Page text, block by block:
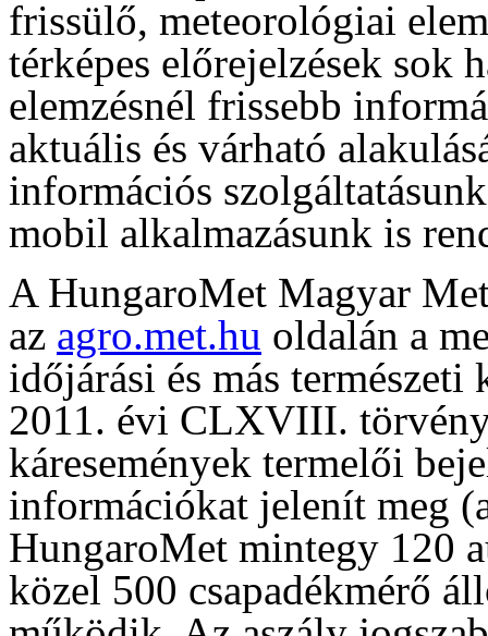
frissülő, meteorológiai
térképes előrejelzések sok
elemzésnél frissebb
aktuális és várható
információs
mobil alkalmazásunk is
A HungaroMet Magyar
az agro.met.hu oldalán a
időjárási és más
2011. évi CLXVIII.
káresemények termelői
információkat jelenít meg
HungaroMet mintegy 120
közel 500 csapadékmérő